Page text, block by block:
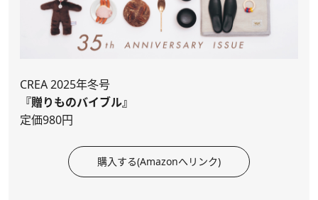
CREA 2025年冬号
『贈りものバイブル』
定価980円
購入する(Amazonへリンク)